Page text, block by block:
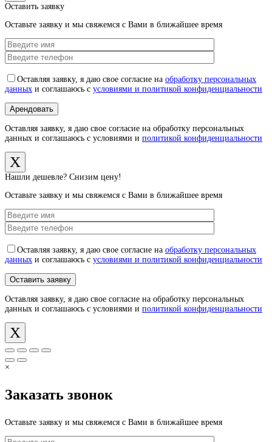
Оставить заявку
Оставьте заявку и мы свяжемся с Вами в ближайшее время
Оставляя заявку, я даю свое согласие на обработку персональных
данных и соглашаюсь с условиями и политикой конфиденциальности
Оставляя заявку, я даю свое согласие на обработку персональных
данных и соглашаюсь с условиями и политикой конфиденциальности
X
Нашли дешевле? Снизим цену!
Оставьте заявку и мы свяжемся с Вами в ближайшее время
Оставляя заявку, я даю свое согласие на обработку персональных
данных и соглашаюсь с условиями и политикой конфиденциальности
Оставляя заявку, я даю свое согласие на обработку персональных
данных и соглашаюсь с условиями и политикой конфиденциальности
X
×
Заказать звонок
Оставьте заявку и мы свяжемся с Вами в ближайшее время